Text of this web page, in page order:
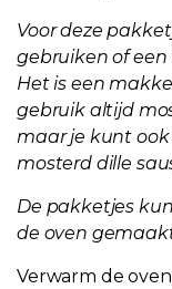
Voor deze
gebruiken of
Het is een
gebruik altijd
maar je kunt
mosterd dille
De pakketjes
de oven
Verwarm de